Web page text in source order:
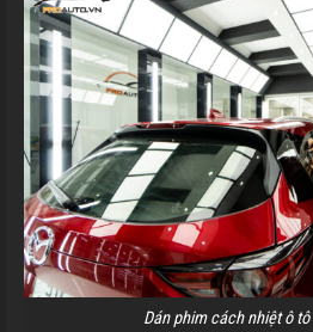
Dán phim cách nhiệt ô tô